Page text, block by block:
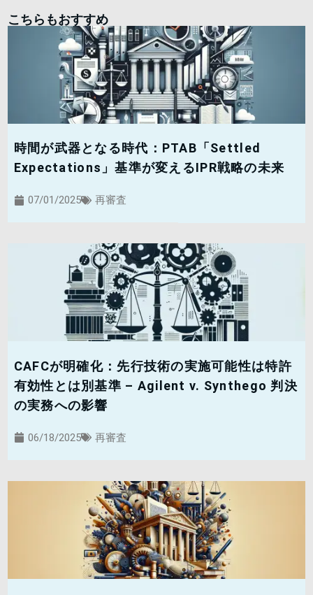
こちらもおすすめ
時間が武器となる時代：PTAB「Settled
Expectations」基準が変えるIPR戦略の未来
07/01/2025 再審査
CAFCが明確化：先行技術の実施可能性は特許
有効性とは別基準 – Agilent v. Synthego 判決
の実務への影響
06/18/2025 再審査